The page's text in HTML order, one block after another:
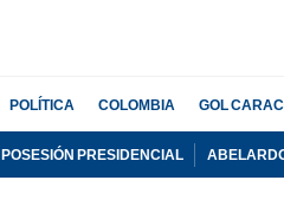
POLÍTICA COLOMBIA GOL
POSESIÓN PRESIDENCIAL